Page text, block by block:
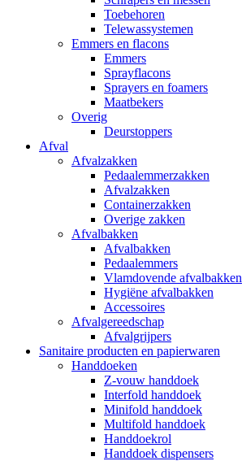
Toebehoren
Telewassystemen
Emmers en flacons
Emmers
Sprayflacons
Sprayers en foamers
Maatbekers
Overig
Deurstoppers
Afval
Afvalzakken
Pedaalemmerzakken
Afvalzakken
Containerzakken
Overige zakken
Afvalbakken
Afvalbakken
Pedaalemmers
Vlamdovende afvalbakken
Hygiëne afvalbakken
Accessoires
Afvalgereedschap
Afvalgrijpers
Sanitaire producten en papierwaren
Handdoeken
Z-vouw handdoek
Interfold handdoek
Minifold handdoek
Multifold handdoek
Handdoekrol
Handdoek dispensers